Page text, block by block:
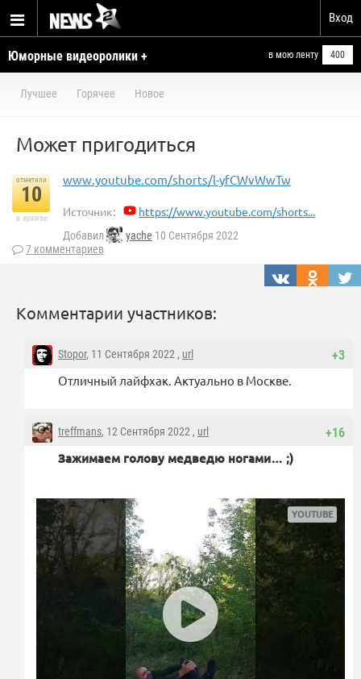
Вход
Юморные видеоролики +
умелые ручки
в мою ленту 400
Лучшее Горячее Новое
Может пригодиться
отметили
10
в архиве
www.youtube.com/shorts/l-yfCWvWwTw
Источник: https://www.youtube.com/shorts...
Добавил yache 10 Сентября 2022
7 комментариев
Комментарии участников:
+3
Stopor, 11 Сентября 2022 , url
Отличный лайфхак. Актуально в Москве.
+16
treffmans, 12 Сентября 2022 , url
Зажимаем голову медведю ногами… ;)